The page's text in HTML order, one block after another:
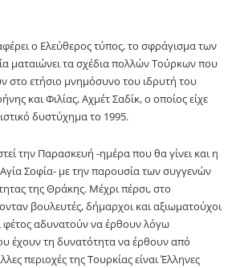
ο Ελεύθερος τύπος, το σφράγισμα των
ματαιώνει τα σχέδια πολλών Τούρκων που
στο ετήσιο μνημόσυνο του ιδρυτή του
και Φιλίας, Αχμέτ Σαδίκ, ο οποίος είχε
δυστύχημα το 1995.
την Παρασκευή -ημέρα που θα γίνει και η
Σοφία- με την παρουσία των συγγενών
της Θράκης. Μέχρι πέρσι, στο
βουλευτές, δήμαρχοι και αξιωματούχοι
φέτος αδυνατούν να έρθουν λόγω
έχουν τη δυνατότητα να έρθουν από
περιοχές της Τουρκίας είναι Έλληνες